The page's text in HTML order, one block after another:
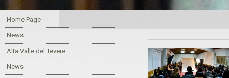
Home Page
News
Alta Valle del Tevere
News